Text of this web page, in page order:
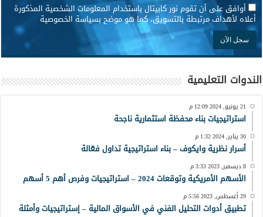
* أوافق على أن تقوم نور كابيتال باستخدام المعلومات الشخصية المذكورة
أعلاه لأهداف مرتبطة بالتسويق، كما هو موضح بسياسة الخصوصية
الندوات التعليمية
21 يونيو, 2024 12:09 م
استراتيجيات بناء محفظة استثمارية ناجحة
30 يناير, 2024 1:32 م
أسرار نظرية وايكوف – بناء استراتيجية تداول فعّالة
8 ديسمبر, 2023 3:33 م
الأسهم الأمريكية وتوقعات 2024 – استراتيجيات وفرص أهم 5 أسهم
29 أغسطس, 2023 5:56 م
تطبيق أدوات التحليل الفني في الأسواق المالية – إستراتيجيات وأمثلة